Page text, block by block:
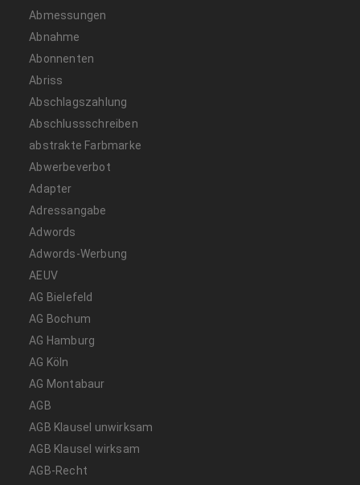
Abmessungen
Abnahme
Abonnenten
Abriss
Abschlagszahlung
Abschlussschreiben
abstrakte Farbmarke
Abwerbeverbot
Adapter
Adressangabe
Adwords
Adwords-Werbung
AEUV
AG Bielefeld
AG Bochum
AG Hamburg
AG Köln
AG Montabaur
AGB
AGB Klausel unwirksam
AGB Klausel wirksam
AGB-Recht